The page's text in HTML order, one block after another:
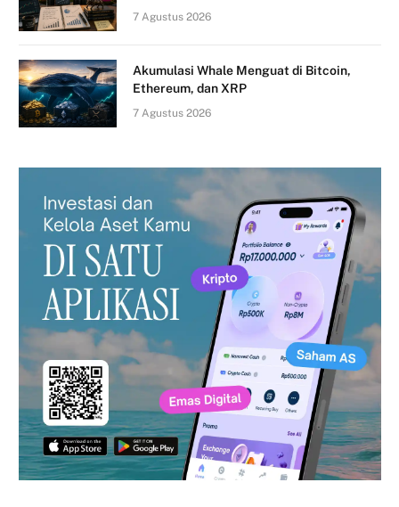
7 Agustus 2026
Akumulasi Whale Menguat di Bitcoin,
Ethereum, dan XRP
7 Agustus 2026